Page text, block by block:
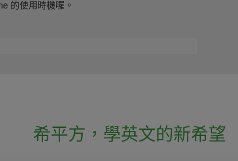
的使用時機囉。
希平方 ， 學英文的新希望